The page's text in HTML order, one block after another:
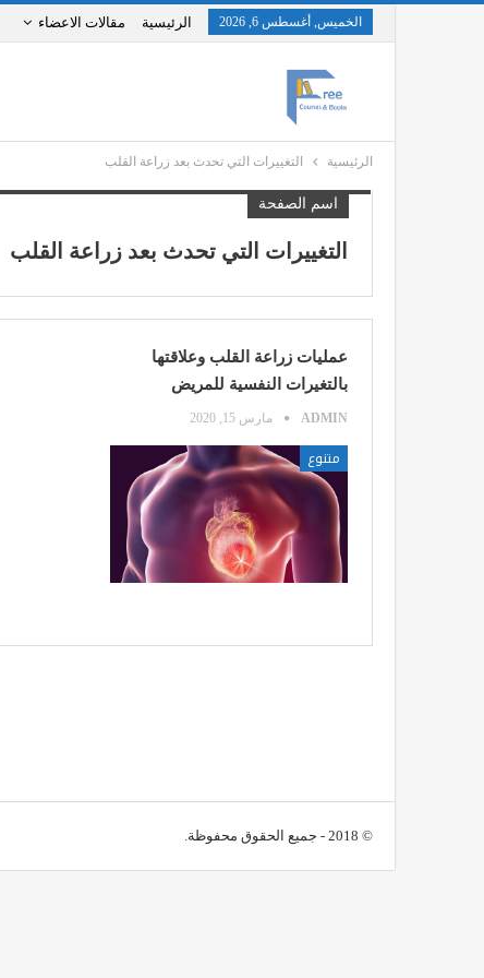
الخميس, أغسطس 6, 2026 الرئيسية مقالات الاعضاء
الرئيسية التغييرات التي تحدث بعد زراعة القلب
اسم الصفحة
التغييرات التي تحدث بعد زراعة القلب
عمليات زراعة القلب وعلاقتها
بالتغيرات النفسية للمريض
ADMIN مارس 15, 2020
متنوع
© 2018 - جميع الحقوق محفوظة.